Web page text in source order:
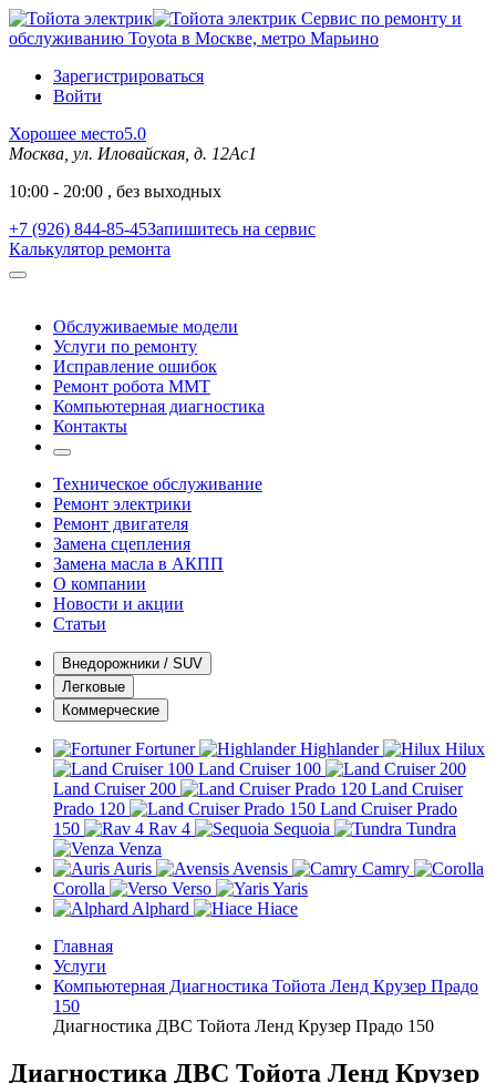
Сервис по ремонту и
обслуживанию Toyota в Москве, метро Марьино
Зарегистрироваться
Войти
Хорошее место5.0
Москва, ул. Иловайская, д. 12Ас1
10:00 - 20:00 , без выходных
+7 (926) 844-85-45Запишитесь на сервис
Калькулятор ремонта
Обслуживаемые модели
Услуги по ремонту
Исправление ошибок
Ремонт робота MMT
Компьютерная диагностика
Контакты
Техническое обслуживание
Ремонт электрики
Ремонт двигателя
Замена сцепления
Замена масла в АКПП
О компании
Новости и акции
Статьи
Внедорожники / SUV
Легковые
Коммерческие
Fortuner Highlander
Hilux
Land Cruiser 100
Land Cruiser 200
Land Cruiser
Prado 120
Land Cruiser Prado
150
Rav 4 Sequoia
Tundra
Venza
Auris
Avensis
Camry
Corolla
Verso
Yaris
Alphard
Hiace
Главная
Услуги
Компьютерная Диагностика Тойота Ленд Крузер Прадо
150
Диагностика ДВС Тойота Ленд Крузер Прадо 150
Диагностика ДВС Тойота Ленд Крузер